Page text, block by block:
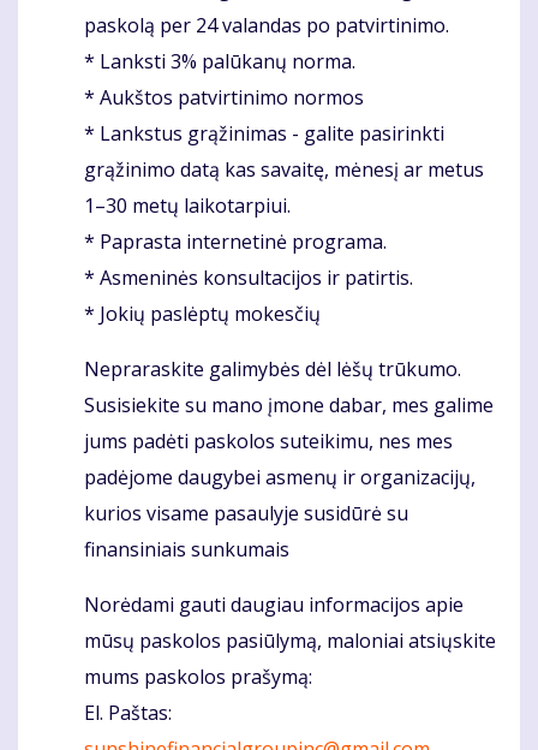
paskolą per 24 valandas po patvirtinimo.
* Lanksti 3% palūkanų norma.
* Aukštos patvirtinimo normos
* Lankstus grąžinimas - galite pasirinkti
grąžinimo datą kas savaitę, mėnesį ar metus
1–30 metų laikotarpiui.
* Paprasta internetinė programa.
* Asmeninės konsultacijos ir patirtis.
* Jokių paslėptų mokesčių
Nepraraskite galimybės dėl lėšų trūkumo.
Susisiekite su mano įmone dabar, mes galime
jums padėti paskolos suteikimu, nes mes
padėjome daugybei asmenų ir organizacijų,
kurios visame pasaulyje susidūrė su
finansiniais sunkumais
Norėdami gauti daugiau informacijos apie
mūsų paskolos pasiūlymą, maloniai atsiųskite
mums paskolos prašymą:
El. Paštas: